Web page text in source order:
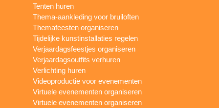
Tenten huren
Thema-aankleding voor bruiloften
Themafeesten organiseren
Tijdelijke kunstinstallaties regelen
Verjaardagsfeestjes organiseren
Verjaardagsoutfits verhuren
Verlichting huren
Videoproductie voor evenementen
Virtuele evenementen organiseren
Virtuele evenementen organiseren